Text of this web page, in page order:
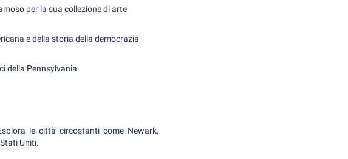
per la sua collezione di arte
e della storia della democrazia
della Pennsylvania.
le città circostanti come Newark,
Uniti.